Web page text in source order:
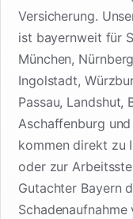
Versicherung.
ist bayernweit für
München,
Ingolstadt,
Passau, Landshut,
Aschaffenburg
kommen direkt zu
oder zur
Gutachter Bayern